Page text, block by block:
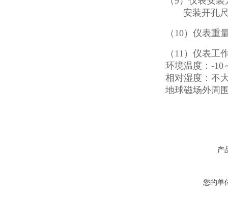
安装开孔尺
（10）仪表重
（11）仪表工
环境温度： -10
相对湿度：不
地球磁场外周
产
您的单